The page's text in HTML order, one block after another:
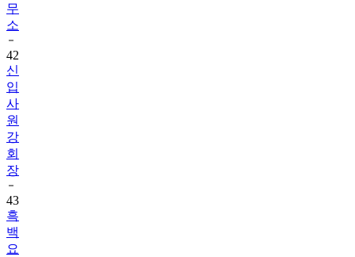
무
소
42
신
입
사
원
강
회
장
43
흑
백
요